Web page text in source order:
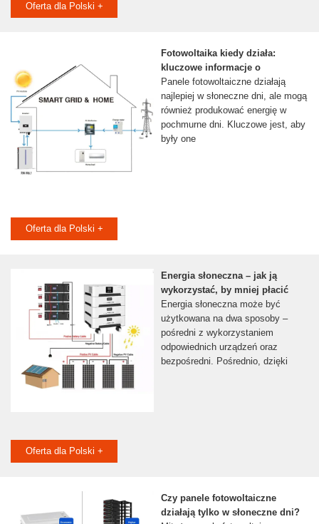
Oferta dla Polski +
Fotowoltaika kiedy działa:
kluczowe informacje o
Panele fotowoltaiczne działają
najlepiej w słoneczne dni, ale mogą
również produkować energię w
pochmurne dni. Kluczowe jest, aby
były one
Oferta dla Polski +
Energia słoneczna – jak ją
wykorzystać, by mniej płacić
Energia słoneczna może być
użytkowana na dwa sposoby –
pośredni z wykorzystaniem
odpowiednich urządzeń oraz
bezpośredni. Pośrednio, dzięki
Oferta dla Polski +
Czy panele fotowoltaiczne
działają tylko w słoneczne dni?